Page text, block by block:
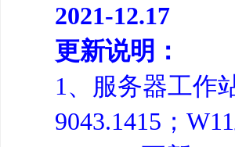
2021-12.17
更新说明：
1、服务器工作
9043.1415；